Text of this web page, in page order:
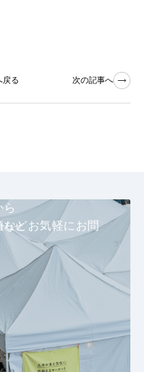
戻る 次の記事へ
わせどお気軽にお問